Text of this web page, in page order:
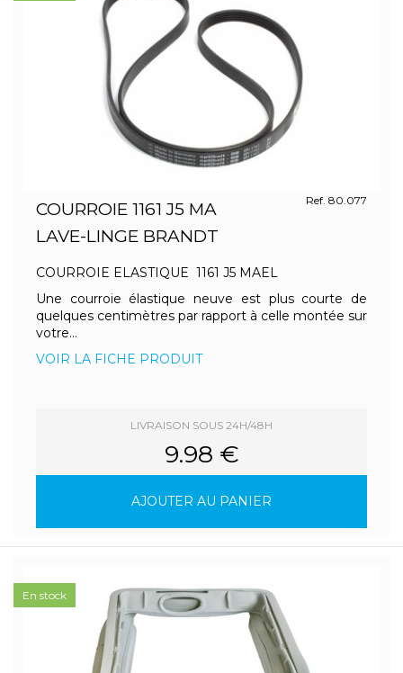
COURROIE 1161 J5 MA
LAVE-LINGE BRANDT
Ref. 80.077
COURROIE ELASTIQUE 1161 J5 MAEL
Une courroie élastique neuve est plus courte de
quelques centimètres par rapport à celle montée sur
votre...
VOIR LA FICHE PRODUIT
LIVRAISON SOUS 24H/48H
9.98 €
AJOUTER AU PANIER
En stock